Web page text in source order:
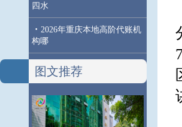
四水
· 2026年重庆本地高阶代账机
构哪
图文推荐